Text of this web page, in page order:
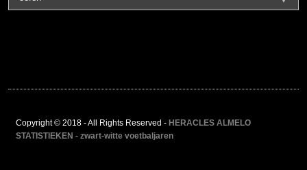
Copyright © 2018 - All Rights Reserved - HERACLES ALMELO
STATISTIEKEN - zwart-witte voetbaljaren